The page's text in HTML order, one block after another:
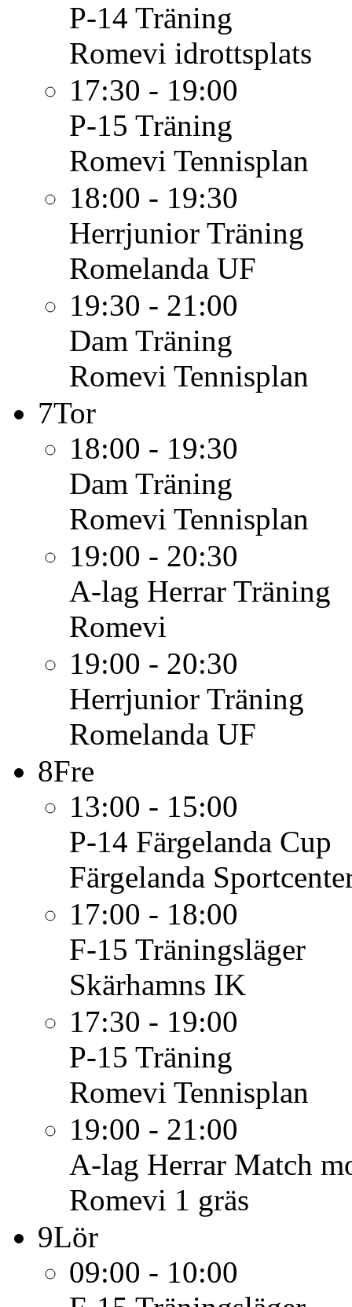
P-14 Träning
Romevi idrottsplats
17:30 - 19:00
P-15 Träning
Romevi Tennisplan
18:00 - 19:30
Herrjunior Träning
Romelanda UF
19:30 - 21:00
Dam Träning
Romevi Tennisplan
7Tor
18:00 - 19:30
Dam Träning
Romevi Tennisplan
19:00 - 20:30
A-lag Herrar Träning
Romevi
19:00 - 20:30
Herrjunior Träning
Romelanda UF
8Fre
13:00 - 15:00
P-14 Färgelanda Cup
Färgelanda
17:00 - 18:00
F-15 Träningsläger
Skärhamns IK
17:30 - 19:00
P-15 Träning
Romevi Tennisplan
19:00 - 21:00
A-lag Herrar Match
Romevi 1 gräs
9Lör
09:00 - 10:00